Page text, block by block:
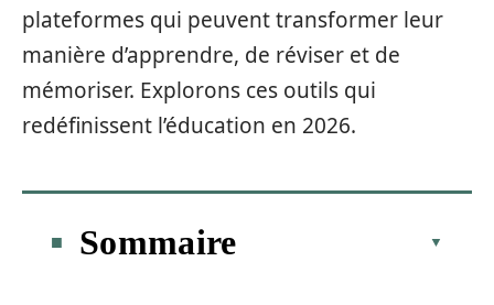
plateformes qui peuvent transformer leur
manière d’apprendre, de réviser et de
mémoriser. Explorons ces outils qui
redéfinissent l’éducation en 2026.
Sommaire